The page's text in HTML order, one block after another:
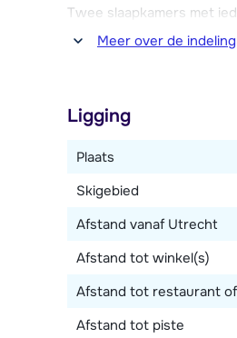
kilometer afstand.
Twee slaapkamers met
Meer over de indeling
Ligging
Plaats
Skigebied
Afstand vanaf Utrecht
Afstand tot winkel(s)
Afstand tot restaurant
Afstand tot piste